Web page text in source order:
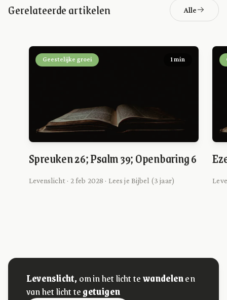
Gerelateerde artikelen Alle
Geestelijke groei 1 min
Spreuken 26; Psalm 39; Openbaring 6
Levenslicht · 2 feb 2028 · Lees je Bijbel (3 jaar)
Levenslicht, om in het licht tewandelenen
van het licht tegetuigen